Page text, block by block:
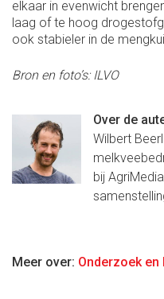
elkaar in evenwicht
laag of te hoog
ook stabieler in de
Bron en foto’s: ILVO
Over de
Wilbert
bij
Meer over: Onderzoek en